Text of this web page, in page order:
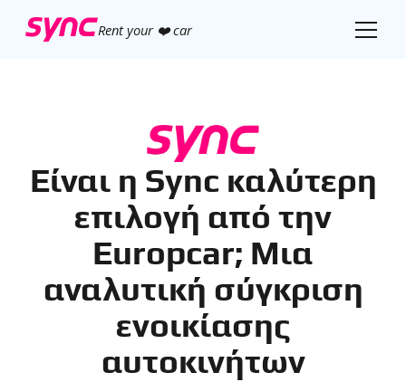
Rent your ❤️ car
Είναι η Sync καλύτερη
επιλογή από την
Europcar; Μια
αναλυτική σύγκριση
ενοικίασης
αυτοκινήτων